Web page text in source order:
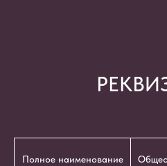
Полное наименование